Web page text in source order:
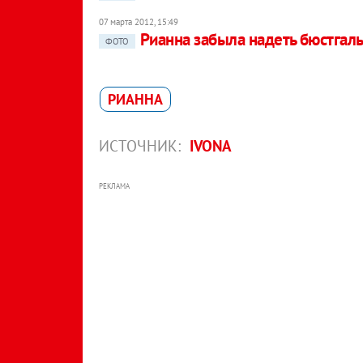
07 марта 2012, 15:49
ФОТО
Рианна забыла надеть
РИАННА
ИСТОЧНИК: IVONA
РЕКЛАМА